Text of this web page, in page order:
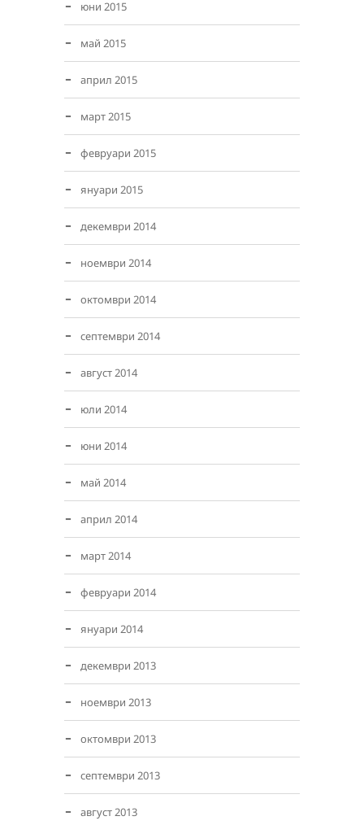
юни 2015
май 2015
април 2015
март 2015
февруари 2015
януари 2015
декември 2014
ноември 2014
октомври 2014
септември 2014
август 2014
юли 2014
юни 2014
май 2014
април 2014
март 2014
февруари 2014
януари 2014
декември 2013
ноември 2013
октомври 2013
септември 2013
август 2013